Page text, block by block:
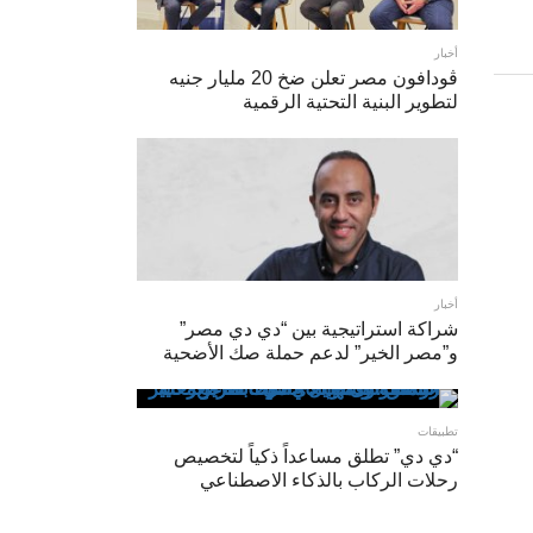
أخبار
ڤودافون مصر تعلن ضخ 20 مليار جنيه
لتطوير البنية التحتية الرقمية
أخبار
شراكة استراتيجية بين “دي دي مصر”
و”مصر الخير” لدعم حملة صك الأضحية
تطبيقات
“دي دي” تطلق مساعداً ذكياً لتخصيص
رحلات الركاب بالذكاء الاصطناعي